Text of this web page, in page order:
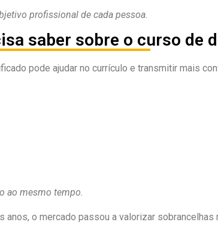
profissional de cada pessoa.
saber sobre o curso de
pode ajudar no currículo e transmitir mais
ao mesmo tempo.
anos, o mercado passou a valorizar